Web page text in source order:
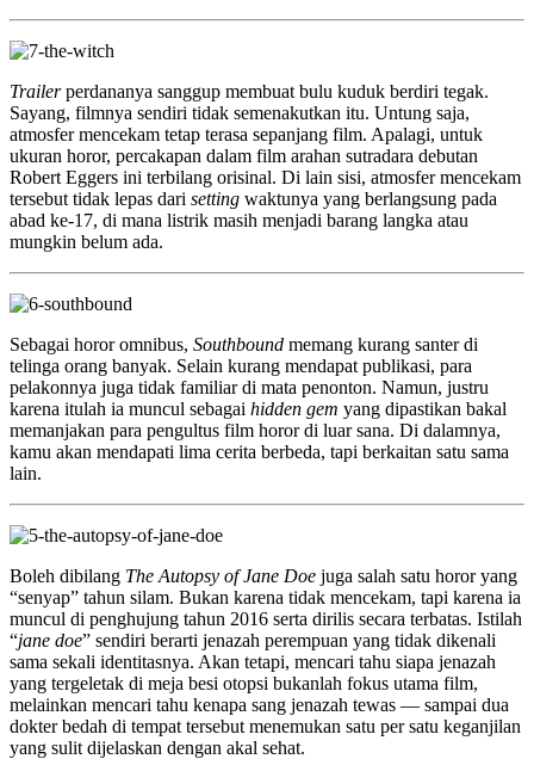
Trailerperdananya sanggup membuat bulu kuduk berdiri tegak.
Sayang, filmnya sendiri tidak semenakutkan itu. Untung saja,
atmosfer mencekam tetap terasa sepanjang film. Apalagi, untuk
ukuran horor, percakapan dalam film arahan sutradara debutan
Robert Eggers ini terbilang orisinal. Di lain sisi, atmosfer mencekam
tersebut tidak lepas dari setting waktunya yang berlangsung pada
abad ke-17, di mana listrik masih menjadi barang langka atau
mungkin belum ada.
Sebagai horor omnibus, Southbound memang kurang santer di
telinga orang banyak. Selain kurang mendapat publikasi, para
pelakonnya juga tidak familiar di mata penonton. Namun, justru
karena itulah ia muncul sebagai hidden gem yang dipastikan bakal
memanjakan para pengultus film horor di luar sana. Di dalamnya,
kamu akan mendapati lima cerita berbeda, tapi berkaitan satu sama
lain.
Boleh dibilang The Autopsy of Jane Doe juga salah satu horor yang
“senyap” tahun silam. Bukan karena tidak mencekam, tapi karena ia
muncul di penghujung tahun 2016 serta dirilis secara terbatas. Istilah
“jane doe” sendiri berarti jenazah perempuan yang tidak dikenali
sama sekali identitasnya. Akan tetapi, mencari tahu siapa jenazah
yang tergeletak di meja besi otopsi bukanlah fokus utama film,
melainkan mencari tahu kenapa sang jenazah tewas — sampai dua
dokter bedah di tempat tersebut menemukan satu per satu keganjilan
yang sulit dijelaskan dengan akal sehat.